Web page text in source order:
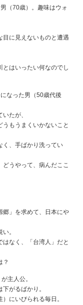
（70歳）。趣味はウォ
に見えないものと遭遇
いったい何なのでし
なった男（50歳代後
たが、
もうまくいかないこと
、手ばかり洗ってい
うやって、病んだここ
を求めて、日本にや
。
なく、「台湾人」だと
主人公。
がるばかり。
いびられる毎日。